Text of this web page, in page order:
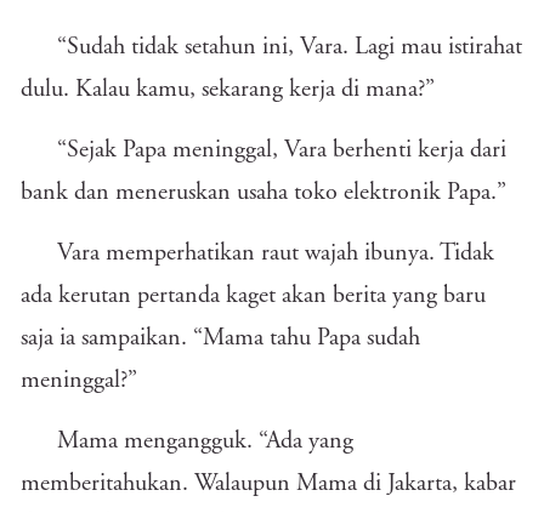
“Sudah tidak setahun ini, Vara. Lagi mau istirahat
dulu. Kalau kamu, sekarang kerja di mana?”
“Sejak Papa meninggal, Vara berhenti kerja dari
bank dan meneruskan usaha toko elektronik Papa.”
Vara memperhatikan raut wajah ibunya. Tidak
ada kerutan pertanda kaget akan berita yang baru
saja ia sampaikan. “Mama tahu Papa sudah
meninggal?”
Mama mengangguk. “Ada yang
memberitahukan. Walaupun Mama di Jakarta, kabar